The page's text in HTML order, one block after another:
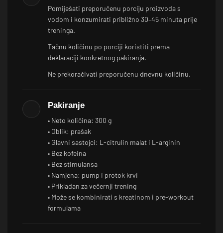
Pomiješati preporučenu porciju proizvoda s
vodom i konzumirati približno 30–45 minuta prije
treninga.
Tačnu količinu po porciji koristiti prema
deklaraciji konkretnog pakiranja.
Ne prekoračivati preporučenu dnevnu količinu.
Pakiranje
• Neto količina: 300 g
• Oblik: prašak
• Glavni sastojci: L-citrulin malat i L-arginin
• Bez kofeina
• Bez stimulansa
• Namjena: pump i protok krvi
• Prikladan za večernji trening
• Može se kombinirati s kreatinom i pre-workout
formulama